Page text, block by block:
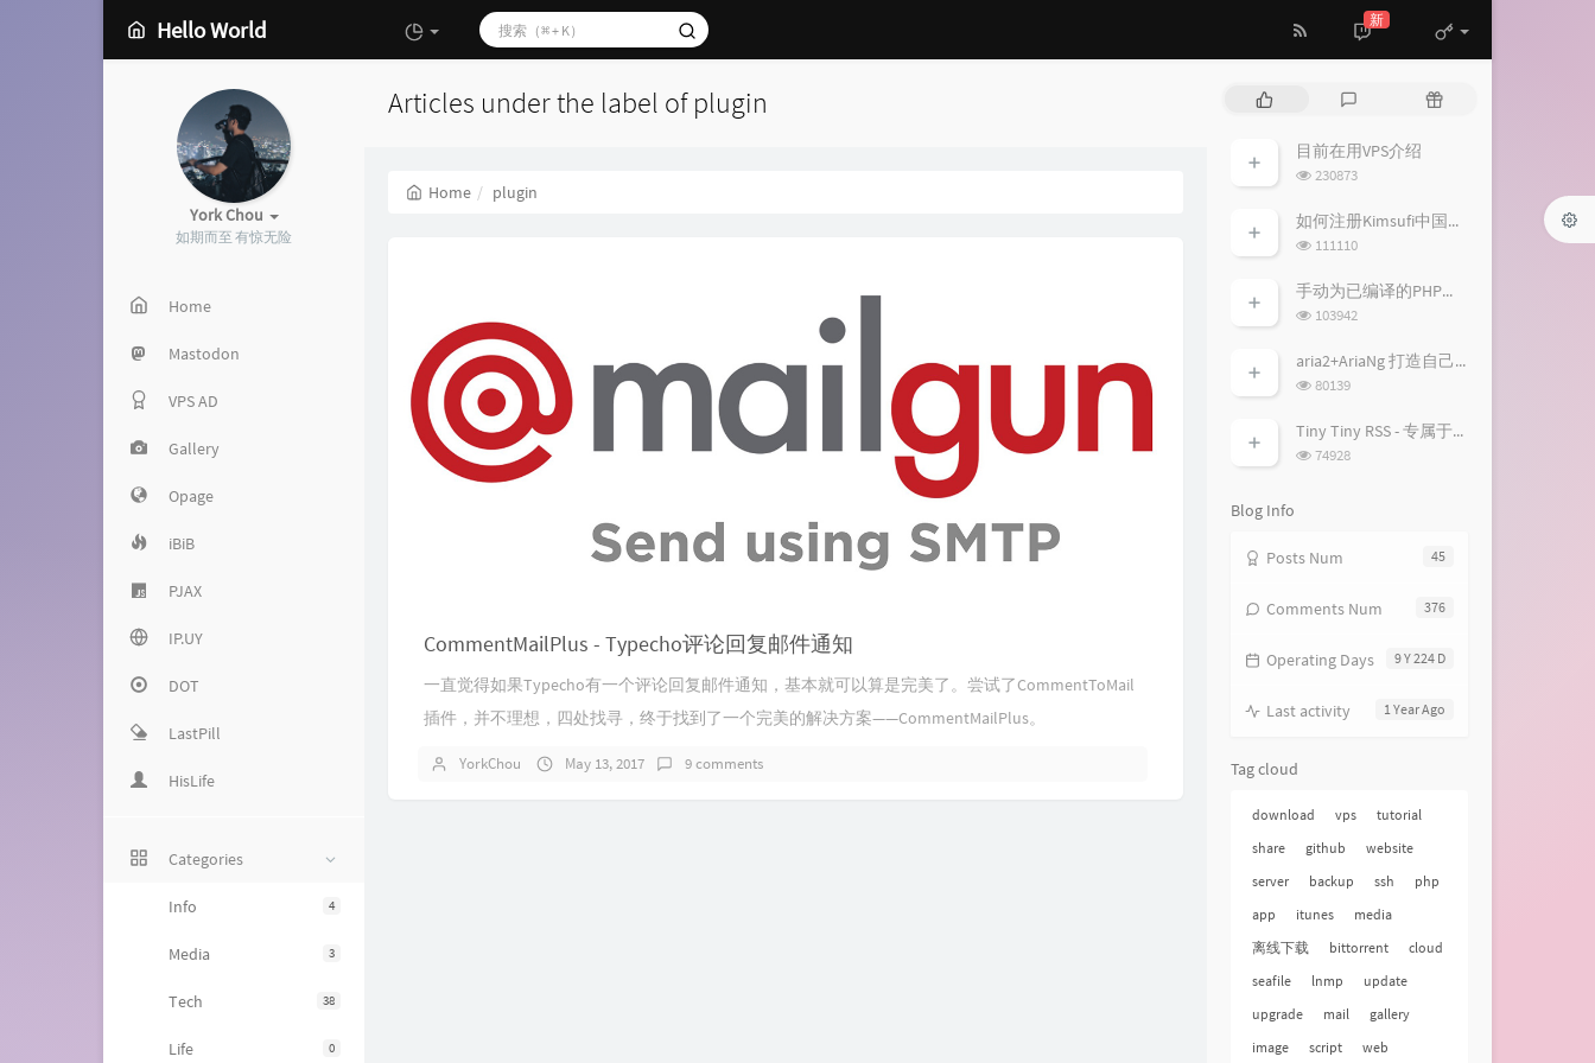
Hello World 新
York Chou
如期而至 有惊无险
Home
Mastodon
VPS AD
Gallery
Opage
iBiB
PJAX
IP.UY
DOT
LastPill
HisLife
Categories
4
Info
3
Media
38
Tech
0
Life
Articles under the label of plugin
Home plugin
CommentMailPlus - Typecho评论回复邮件通知
一直觉得如果Typecho有一个评论回复邮件通知，基本就可以算是完美了。尝试了CommentToMail
插件，并不理想，四处找寻，终于找到了一个完美的解决方案——CommentMailPlus。
YorkChou May 13, 2017 9 comments
l
a
t
e
t
c
m
m
n
R
m
t
l
目前在用VPS介绍
浏
次
数:
230873
如何注册Kimsufi中国账户并免税购买特价独服
浏
次
数:
111110
手动为已编译的PHP加入fileinfo扩展模块
浏
次
103942
aria2+AriaNg 打造自己的离线下载/云播平台
浏
次
数:
80139
Tiny Tiny RSS - 专属于你的RSS服务
浏
74928
Blog Info
45
Posts Num
376
Comments Num
9 Y 224 D
Operating Days
1 Year Ago
Last activity
Tag cloud
download vps
tutorial
share
github
website
server
backup ssh
php
app
itunes
media
离线下载
bittorrent
cloud
seafile
lnmp
update
upgrade
mail
gallery
image
script web